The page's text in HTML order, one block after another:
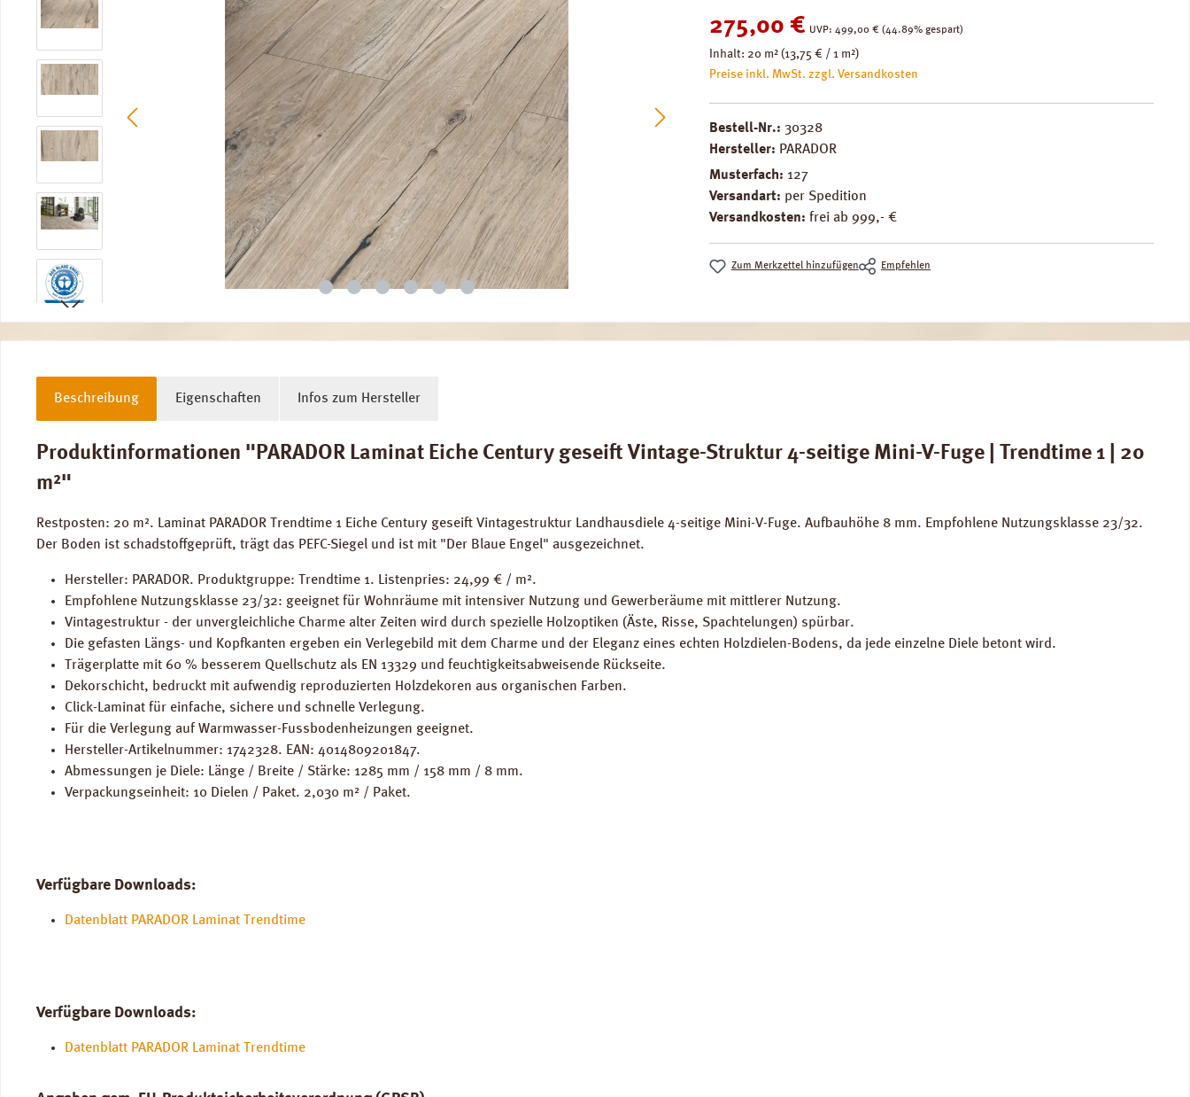
Verkaufspreis:
275,00 € UVP: Regulärer Preis:
499,00 € (44.89% gespart)
Inhalt: 20 m² (13,75 € / 1 m²)
Preise inkl. MwSt. zzgl. Versandkosten
Bestell-Nr.: 30328
Hersteller: PARADOR
Musterfach: 127
Versandart: per Spedition
Versandkosten: frei ab 999,- €
Zum Merkzettel hinzufügen Empfehlen
Beschreibung Eigenschaften Infos zum Hersteller
Produktinformationen "PARADOR Laminat Eiche Century geseift Vintage-Struktur 4-seitige Mini-V-Fuge | Trendtime 1 | 20
m²"
Restposten: 20 m². Laminat PARADOR Trendtime 1 Eiche Century geseift Vintagestruktur Landhausdiele 4-seitige Mini-V-Fuge. Aufbauhöhe 8 mm. Empfohlene Nutzungsklasse 23/32.
Der Boden ist schadstoffgeprüft, trägt das PEFC-Siegel und ist mit "Der Blaue Engel" ausgezeichnet.
Hersteller: PARADOR. Produktgruppe: Trendtime 1. Listenpries: 24,99 € / m².
Empfohlene Nutzungsklasse 23/32: geeignet für Wohnräume mit intensiver Nutzung und Gewerberäume mit mittlerer Nutzung.
Vintagestruktur - der unvergleichliche Charme alter Zeiten wird durch spezielle Holzoptiken (Äste, Risse, Spachtelungen) spürbar.
Die gefasten Längs- und Kopfkanten ergeben ein Verlegebild mit dem Charme und der Eleganz eines echten Holzdielen-Bodens, da jede einzelne Diele betont wird.
Trägerplatte mit 60 % besserem Quellschutz als EN 13329 und feuchtigkeitsabweisende Rückseite.
Dekorschicht, bedruckt mit aufwendig reproduzierten Holzdekoren aus organischen Farben.
Click-Laminat für einfache, sichere und schnelle Verlegung.
Für die Verlegung auf Warmwasser-Fussbodenheizungen geeignet.
Hersteller-Artikelnummer: 1742328. EAN: 4014809201847.
Abmessungen je Diele: Länge / Breite / Stärke: 1285 mm / 158 mm / 8 mm.
Verpackungseinheit: 10 Dielen / Paket. 2,030 m² / Paket.
Verfügbare Downloads:
Datenblatt PARADOR Laminat Trendtime
Verfügbare Downloads:
Datenblatt PARADOR Laminat Trendtime